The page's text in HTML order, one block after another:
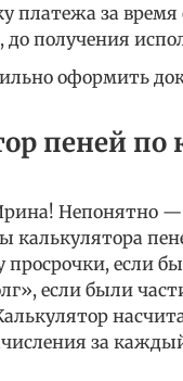
платежа за
до получения
оформить
пеней
Непонятно
калькулятора
если
если были
за